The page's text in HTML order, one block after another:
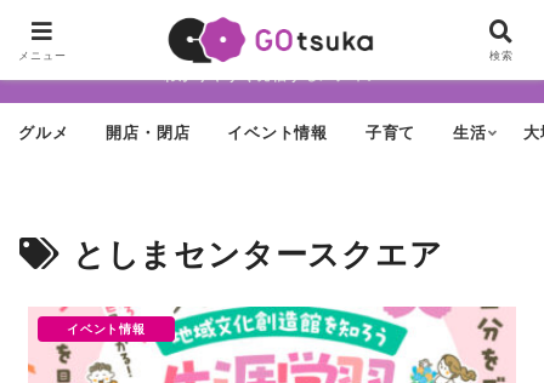
ちょっと怪しげだけど最近どんどん進化する街「大塚」の魅力を面白く・
グルメ 開店・閉店 イベント情報 子育て 生活 大
としまセンタースクエア
イベント情報
メニュー 検索